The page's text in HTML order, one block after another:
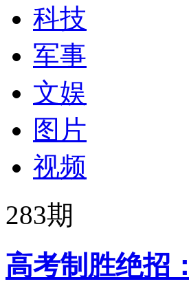
科技
军事
文娱
图片
视频
283期
高考制胜绝招